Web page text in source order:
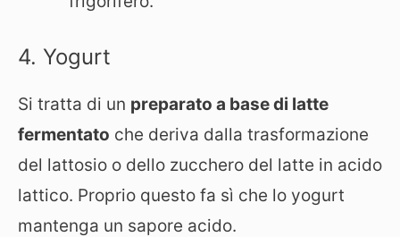
4. Yogurt
Si tratta di un preparato a base di latte
fermentato che deriva dalla trasformazione
del lattosio o dello zucchero del latte in acido
lattico. Proprio questo fa sì che lo yogurt
mantenga un sapore acido.